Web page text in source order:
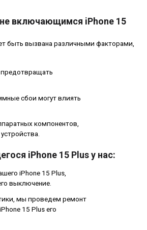
включающимся iPhone 15
быть вызвана различными факторами,
сбои могут влиять
компонентов,
iPhone 15 Plus у нас:
iPhone 15 Plus,
выключение.
мы проведем ремонт
15 Plus его